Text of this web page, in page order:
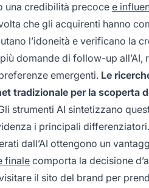
una credibilità precocee
che gli acquirenti hanno
l’idoneità e verificano la
domande di follow-up
emergenti. Le
tradizionale per la scoperta
strumenti AI sintetizzano
i principali
dall’AI ottengono un
finale comporta la decisione
il sito del brand per